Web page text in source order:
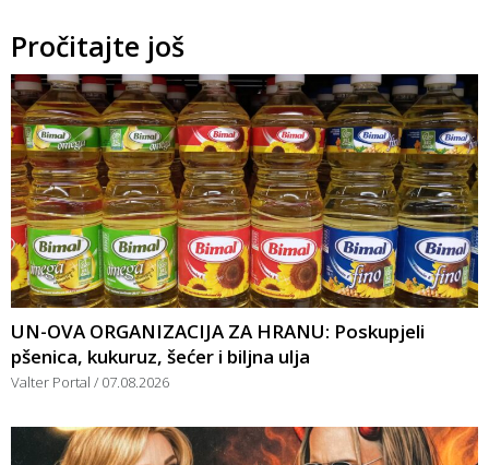
Pročitajte još
UN-OVA ORGANIZACIJA ZA HRANU: Poskupjeli
pšenica, kukuruz, šećer i biljna ulja
Valter Portal 07.08.2026